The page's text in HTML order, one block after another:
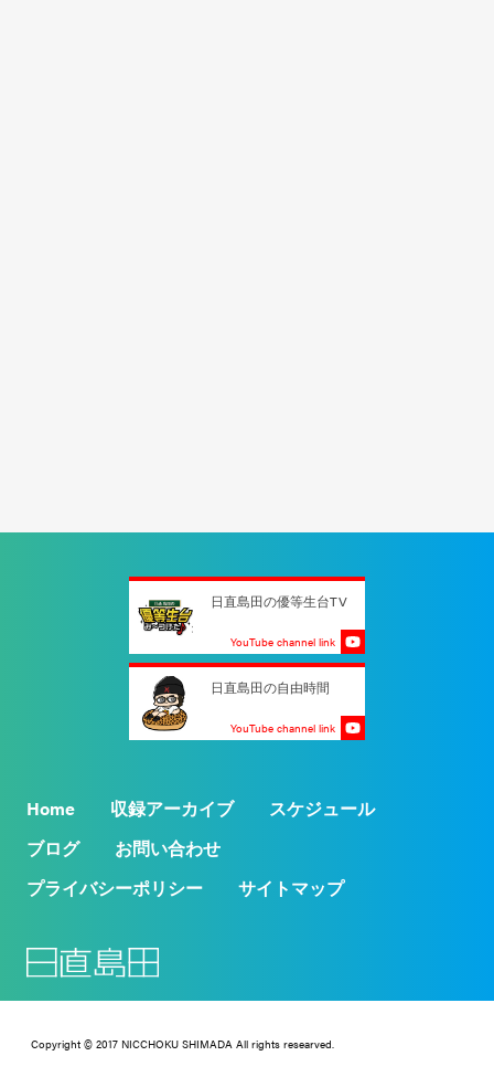
日直島田の優等生台TV
YouTube channel link
日直島田の自由時間
YouTube channel link
Home 収録アーカイブ
スケジュール
ブログ
お問い合わせ
プライバシーポリシー
サイトマップ
Copyright © 2017 NICCHOKU SHIMADA All rights researved.